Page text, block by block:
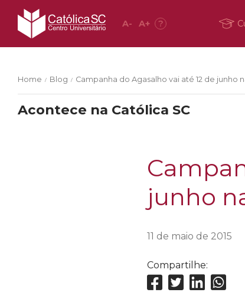
A- A+ ?
Home / Blog / Campanha do Agasalho vai até 12 de junho
Acontece na Católica SC
junho
11 de maio de 2015
Compartilhe: